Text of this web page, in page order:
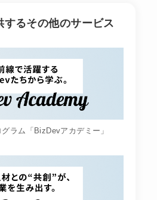
るその他のサービス
ラム「BizDevアカデミー」